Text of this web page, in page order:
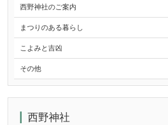
西野神社のご案内
まつりのある暮らし
こよみと吉凶
その他
西野神社